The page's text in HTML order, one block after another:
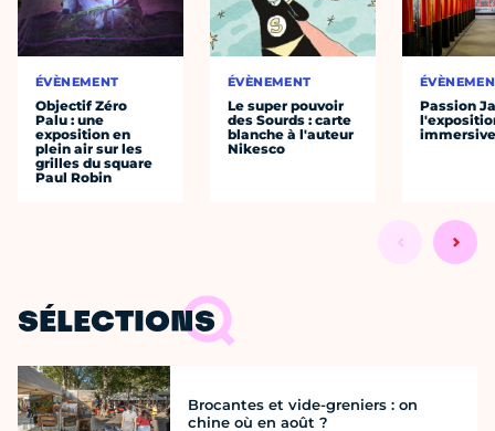
ÉVÈNEMENT
Objectif Zéro
Palu : une
exposition en
plein air sur les
grilles du square
Paul Robin
ÉVÈNEMENT
Le super pouvoir
des Sourds : carte
blanche à l'auteur
Nikesco
Passion
SÉLECTIONS
Brocantes et vide-greniers : on
chine où en août ?